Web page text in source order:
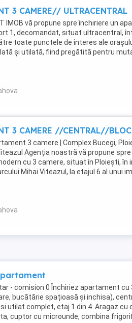
3 CAMERE// ULTRACENTRAL
IMOB vă propune spre închiriere un
1, decomandat, situat ultracentral,
toate punctele de interes ale
și utilată, fiind pregătită pentru
3 CAMERE //CENTRAL//
3 camere | Complex Bucegi,
Agenția noastră vă propune
cu 3 camere, situat în Ploiești, în
Mihai Viteazul, la etajul 6 al unui
- comision 0 Închiriez apartament cu
bucătărie spațioasă și inchisa),
utilat complet, etaj 1 din 4. Aragaz cu
cuptor cu microunde, combina